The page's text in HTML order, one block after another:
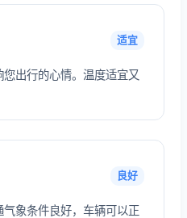
适宜
出行的心情。温度适宜又
良好
象条件良好，车辆可以正